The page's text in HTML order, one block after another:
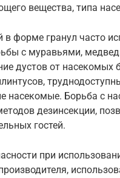
вещества, типа
в форме гранул часто
с муравьями,
дустов от насекомых
насекомые. Борьба с
дезинсекции,
гостей.
при